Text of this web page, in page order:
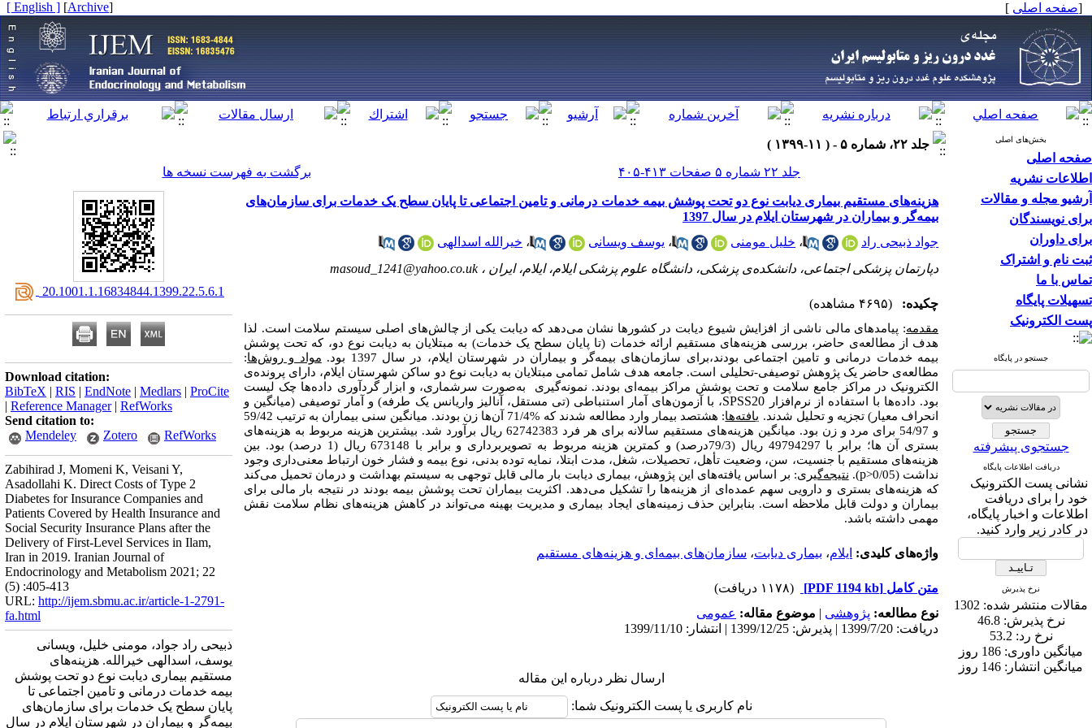
[صفحه اصلی ]
[
Archive
]
[ English ]
بخش‌های اصلی
صفحه اصلی
اطلاعات نشریه
آرشیو مجله و مقالات
برای نویسندگان
برای داوران
ثبت نام و اشتراک
تماس با ما
تسهیلات پایگاه
پست الکترونیک
جستجو در پایگاه
جستجوی پیشرفته
دریافت اطلاعات پایگاه
نشانی پست الکترونیک
خود را برای دریافت
اطلاعات و اخبار پایگاه،
در کادر زیر وارد کنید.
نرخ پذیرش
مقالات منتشر شده: 1302
نرخ پذیرش:46.8
نرخ رد: 53.2
میانگین داوری: 186 روز
میانگین انتشار: 146 روز
جلد ۲۲، شماره ۵ - ( ۱۱-۱۳۹۹ )
جلد ۲۲ شماره ۵ صفحات ۴۱۳-۴۰۵
برگشت به فهرست نسخه ها
هزینه‌های مستقیم بیماری دیابت نوع دو تحت پوشش بیمه خدمات درمانی و تامین اجتماعی تا پایان سطح یک خدمات برای سازمان‌های
بیمه‌گر و بیماران در شهرستان ایلام در سال 1397
جواد ذبیحی راد
، خلیل مومنی ، یوسف ویسانی ، خیرالله اسدالهی
دپارتمان پزشکی اجتماعی، دانشکده‌ی پزشکی، دانشگاه علوم پزشکی ایلام، ایلام، ایران ،masoud_1241@yahoo.co.uk
چکیده: (۴۶۹۵ مشاهده)
مقدمه: پیامدهای مالی ناشی از افزایش شیوع دیابت در کشورها نشان می‌دهد که دیابت یکی از چالش‌های اصلی سیستم سلامت است. لذا
هدف از مطالعه‌‌ی حاضر، بررسی هزینه‌های مستقیم ارائه خدمات (تا پایان سطح یک خدمات) به مبتلایان به دیابت نوع دو، که تحت پوشش
بیمه خدمات درمانی و تامین اجتماعی بودند،برای سازمان‌های بیمه‌گر و بیماران در شهرستان ایلام، در سال 1397 بود.
مواد و روش‌ها:
مطالعه‌ی حاضر یک پژوهش توصیفی-تحلیلی است. جامعه هدف شامل تمامی مبتلایان به دیابت نوع دو ساکن شهرستان ایلام، دارای پرونده‌ی
الکترونیک در مراکز جامع سلامت و تحت پوشش مراکز بیمه‌ای بودند. نمونه‌گیری
به‌صورت سرشماری، و ابزار گردآوری داده‌ها چک ‌لیست
بود. داده‌ها با استفاده از نرم‌افزار SPSS20، با آزمون‌های آمار استنباطی (تی مستقل، آنالیز واریانس یک طرفه) و آمار توصیفی (میانگین و
انحراف معیار) تجزیه ‌و تحلیل شدند. یافته‌ها
: هشتصد بیمار وارد مطالعه شدند که %71/4 آن‌ها زن بودند. میانگین سنی بیماران به ترتیب 59/42
و 54/97 برای مرد و زن بود. میانگین هزینه‌های مستقیم سالانه برای هر فرد 62742383 ریال برآورد شد. بیشترین هزینه مربوط به هزینه‌های
بستری آن ­ها؛ برابر با 49794297 ریال (79/3درصد) و کمترین هزینه مربوط به تصویربرداری و برابر با 673148 ریال (1 درصد) بود. بین
هزینه‌های مستقیم با جنسیت، سن، وضعیت تأهل، تحصیلات، شغل، مدت ابتلا، نمایه توده بدنی، نوع بیمه‌ و فشار خون ارتباط معنی‌داری وجود
نداشت (0/05<
p
). نتیجه‌گیری: بر اساس یافته‌های این پژوهش، بیماری دیابت بار مالی قابل ‌توجهی به سیستم بهداشت و درمان تحمیل می‌کند
که هزینه‌های بستری و دارویی سهم عمده‌ای از هزینه‌ها را تشکیل می‌دهد. اکثریت بیماران تحت پوشش بیمه‌ بودند در نتیجه بار مالی برای
بیماران و دولت قابل ‌ملاحظه است. بنابراین حذف زمینه‌های ایجاد بیماری و مدیریت بهینه می‌تواند در کاهش هزینه‌های نظام سلامت نقش
مهمی داشته باشد.
واژه‌های کلیدی: ایلام، بیماری دیابت، سازمان‌های بیمه‌ای و هزینه‌های مستقیم
متن کامل [PDF 1194 kb]
(۱۱۷۸ دریافت)
نوع مطالعه: پژوهشی | موضوع مقاله: عمومى
دریافت: 1399/7/20 | پذیرش: 1399/12/25 | انتشار: 1399/11/10
ارسال نظر درباره این مقاله
نام کاربری یا پست الکترونیک شما:
‎ 20.1001.1.16834844.1399.22.5.6.1
Download citation:
BibTeX | RIS | EndNote | Medlars | ProCite
| Reference Manager| RefWorks
Send citation to:
Mendeley
Zotero RefWorks
Zabihirad J, Momeni K, Veisani Y,
Asadollahi K. Direct Costs of Type 2
Diabetes for Insurance Companies and
Patients Covered by Health Insurance and
Social Security Insurance Plans after the
Delivery of First-Level Services in Ilam,
Iran in 2019. Iranian Journal of
Endocrinology and Metabolism 2021; 22
(5) :405-413
URL: http://ijem.sbmu.ac.ir/article-1-2791-
fa.html
ذبیحی راد جواد، مومنی خلیل، ویسانی
یوسف، اسدالهی خیرالله. هزینه‌های
مستقیم بیماری دیابت نوع دو تحت پوشش
بیمه خدمات درمانی و تامین اجتماعی تا
پایان سطح یک خدمات برای سازمان‌های
بیمه‌گر و بیماران در شهرستان ایلام در سال